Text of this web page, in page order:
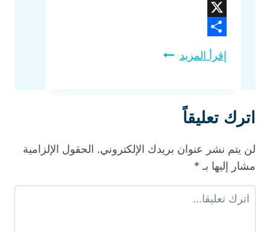
Pinterest
X
Share
إقرأ المزيد شركة
اترك تعليقاً
لن يتم نشر عنوان بريدك الإلكتروني. الحقول الإلزامية
مشار إليها بـ *